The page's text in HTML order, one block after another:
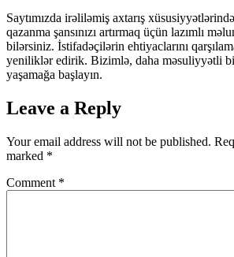
Saytımızda irəliləmiş axtarış
qazanma şansınızı artırmaq üçün lazımlı
bilərsiniz. İstifadəçilərin ehtiyaclarını
yeniliklər edirik. Bizimlə, daha məsuliyyətli
yaşamağa başlayın.
Leave a Reply
Your email address will not be published.
marked *
Comment *